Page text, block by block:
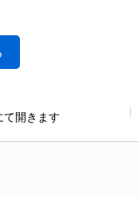
て開きます